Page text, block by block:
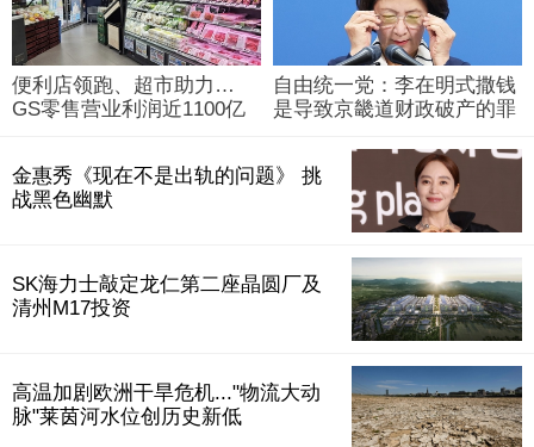
便利店领跑、超市助力…
GS零售营业利润近1100亿
自由统一党：李在明式撒钱
是导致京畿道财政破产的罪
金惠秀《现在不是出轨的问题》 挑
战黑色幽默
SK海力士敲定龙仁第二座晶圆厂及
清州M17投资
高温加剧欧洲干旱危机..."物流大动
脉"莱茵河水位创历史新低